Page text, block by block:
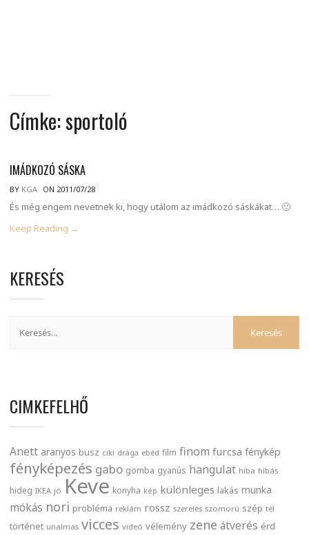
Címke:sportoló
IMÁDKOZÓ SÁSKA
BY KGA ON 2011/07/28
És még engem nevetnek ki, hogy utálom az imádkozó sáskákat… 🙂
Keep Reading →
KERESÉS
CIMKEFELHŐ
Anett aranyos busz ciki drága ebéd film finom furcsa fénykép
fényképezés gabo gomba gyanús hangulat hiba hibás
hideg IKEA jó Keve konyha kép különleges lakás munka
mókás nori probléma reklám rossz szerelés szomorú szép tél
történet unalmas vicces videó vélemény zene átverés érd